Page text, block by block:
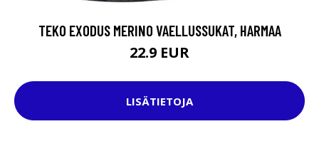
TEKO EXODUS MERINO VAELLUSSUKAT, HARMAA
22.9 EUR
LISÄTIETOJA